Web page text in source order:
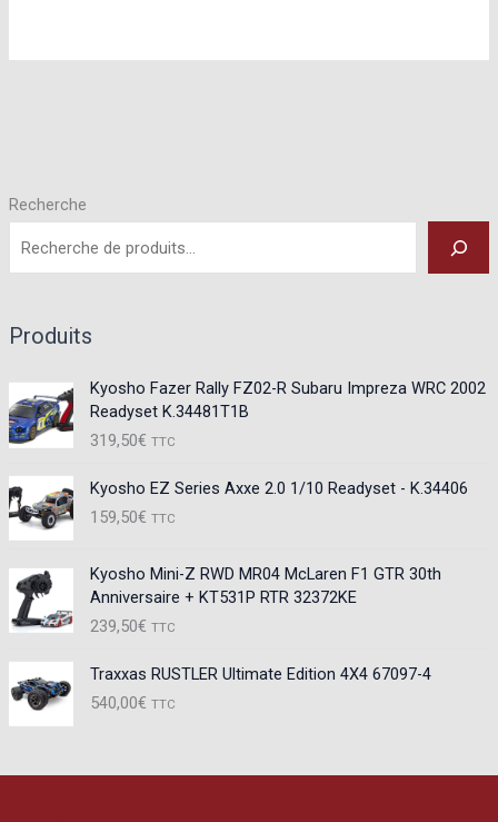
Recherche
Produits
Kyosho Fazer Rally FZ02-R Subaru Impreza WRC 2002
Readyset K.34481T1B
319,50€ TTC
Kyosho EZ Series Axxe 2.0 1/10 Readyset - K.34406
159,50€ TTC
Kyosho Mini-Z RWD MR04 McLaren F1 GTR 30th
Anniversaire + KT531P RTR 32372KE
239,50€ TTC
Traxxas RUSTLER Ultimate Edition 4X4 67097-4
540,00€ TTC